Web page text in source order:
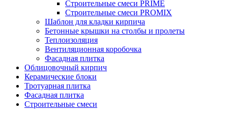
Строительные смеси PRIME
Строительные смеси PROMIX
Шаблон для кладки кирпича
Бетонные крышки на столбы и пролеты
Теплоизоляция
Вентиляционная коробочка
Фасадная плитка
Облицовочный кирпич
Керамические блоки
Тротуарная плитка
Фасадная плитка
Строительные смеси